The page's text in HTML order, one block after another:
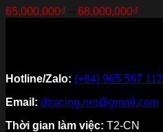
65,000,000₫ – 68,000,000₫
Hotline/Zalo: (+84) 965 567 112
Email: dtracing.net@gmail.com
Thời gian làm việc: T2-CN